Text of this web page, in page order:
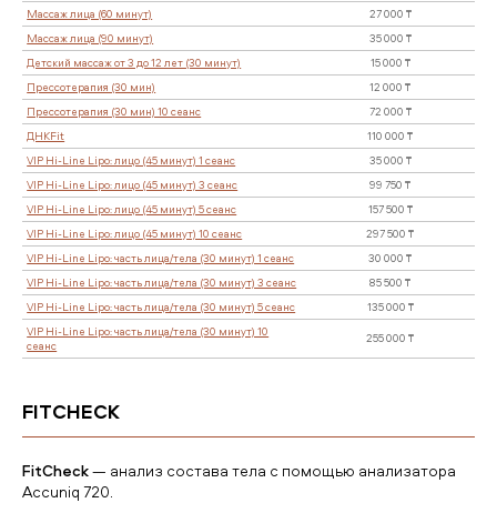
Генетический тест — «MyDetox»
Генетический тест — «MyVitamins»
Генетический тест — «MyBaby»
Генетический тест — «MyFit»
Генетический тест — «MyLight»
Генетический тест — «MyImmunity»
Массаж (40 минут)
Массаж (60 минут)
Массаж (90 минут)
Массаж лица (60 минут)
Массаж лица (90 минут)
Прессотерапия (30 мин) 10 сеанс
ДНКFit
FITCHECK
FitCheck— анализ состава тела с помощью анализатора
Accuniq 720.